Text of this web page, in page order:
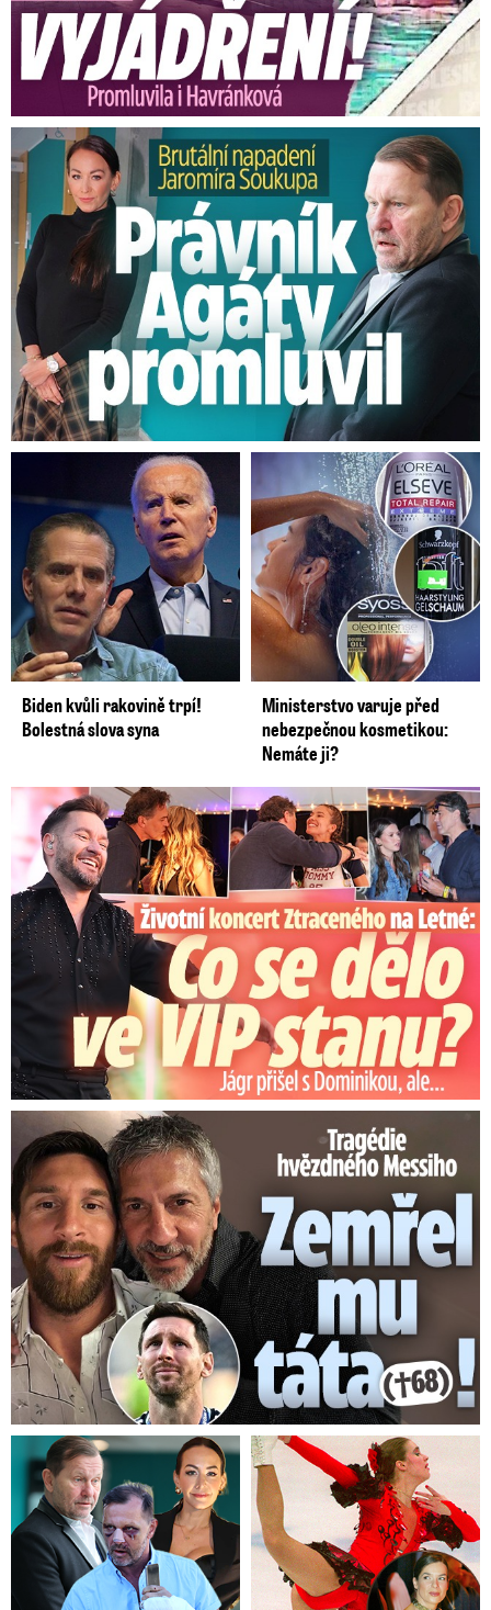
Brutální napadení Soukupa. Právník Agáty promluvil
Biden kvůli rakovině trpí!
Bolestná slova syna
Ministerstvo varuje před
nebezpečnou kosmetikou:
Nemáte ji?
Koncert Ztraceného na Letné: Jágr přišel s Dominikou, ale...
Tragédie hvězdného Messiho: Zemřel mu táta (†68)!